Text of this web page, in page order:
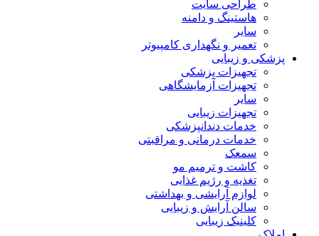
طراحی سایت
هاستینگ و دامنه
سایر
تعمیر و نگهداری کامپیوتر
پزشکی و زیبایی
تجهیزات پزشکی
تجهیزات آزمایشگاهی
سایر
تجهیزات زیبایی
خدمات دندانپزشکی
خدمات درمانی و مراقبتی
سمعک
کاشت و ترمیم مو
تغذیه و رژیم غذایی
لوازم آرایشی و بهداشتی
سالن آرایش و زیبایی
کلینیک زیبایی